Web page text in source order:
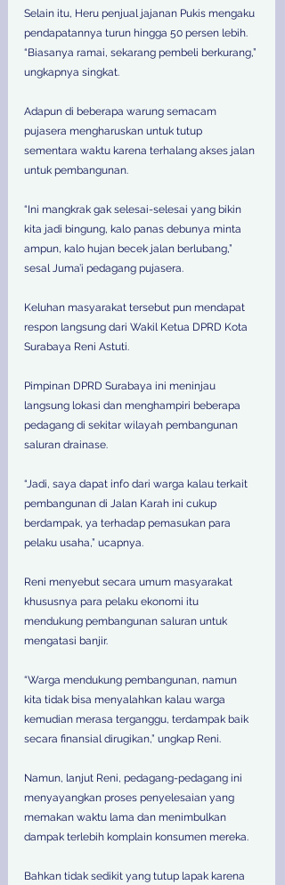
Selain itu, Heru penjual jajanan Pukis mengaku
pendapatannya turun hingga 50 persen lebih.
“Biasanya ramai, sekarang pembeli berkurang,”
ungkapnya singkat.
Adapun di beberapa warung semacam
pujasera mengharuskan untuk tutup
sementara waktu karena terhalang akses jalan
untuk pembangunan.
“Ini mangkrak gak selesai-selesai yang bikin
kita jadi bingung, kalo panas debunya minta
ampun, kalo hujan becek jalan berlubang,”
sesal Juma’i pedagang pujasera.
Keluhan masyarakat tersebut pun mendapat
respon langsung dari Wakil Ketua DPRD Kota
Surabaya Reni Astuti.
Pimpinan DPRD Surabaya ini meninjau
langsung lokasi dan menghampiri beberapa
pedagang di sekitar wilayah pembangunan
saluran drainase.
“Jadi, saya dapat info dari warga kalau terkait
pembangunan di Jalan Karah ini cukup
berdampak, ya terhadap pemasukan para
pelaku usaha,” ucapnya.
Reni menyebut secara umum masyarakat
khususnya para pelaku ekonomi itu
mendukung pembangunan saluran untuk
mengatasi banjir.
“Warga mendukung pembangunan, namun
kita tidak bisa menyalahkan kalau warga
kemudian merasa terganggu, terdampak baik
secara finansial dirugikan,” ungkap Reni.
Namun, lanjut Reni, pedagang-pedagang ini
menyayangkan proses penyelesaian yang
memakan waktu lama dan menimbulkan
dampak terlebih komplain konsumen mereka.
Bahkan tidak sedikit yang tutup lapak karena